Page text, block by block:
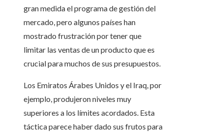
gran medida el programa de gestión del
mercado, pero algunos países han
mostrado frustración por tener que
limitar las ventas de un producto que es
crucial para muchos de sus presupuestos.
Los Emiratos Árabes Unidos y el Iraq, por
ejemplo, produjeron niveles muy
superiores a los límites acordados. Esta
táctica parece haber dado sus frutos para